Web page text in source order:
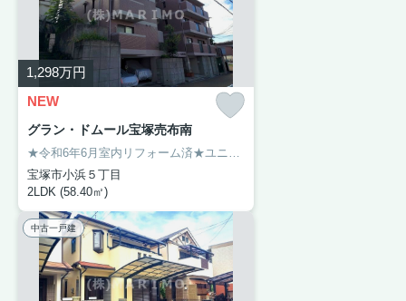
1,298万円
NEW
グラン・ドムール宝塚売布南
★令和6年6月室内リフォーム済★ユニットバス新調・洗面化粧台新調・トイレ新調（温水洗浄便座付き）・コンロ交換・クロス張替・畳表替・襖張替・CF張替（LDK・廊下・洗面所・トイレ）・フローリング張替（洋室）・ハウスクリーニング【おすすめポイント】オートロック付マンション・角住戸につき各部屋に窓がございます。ご内覧希望の際はお気軽にお問い合わせください。
宝塚市小浜５丁目
2LDK (58.40㎡)
中古一戸建